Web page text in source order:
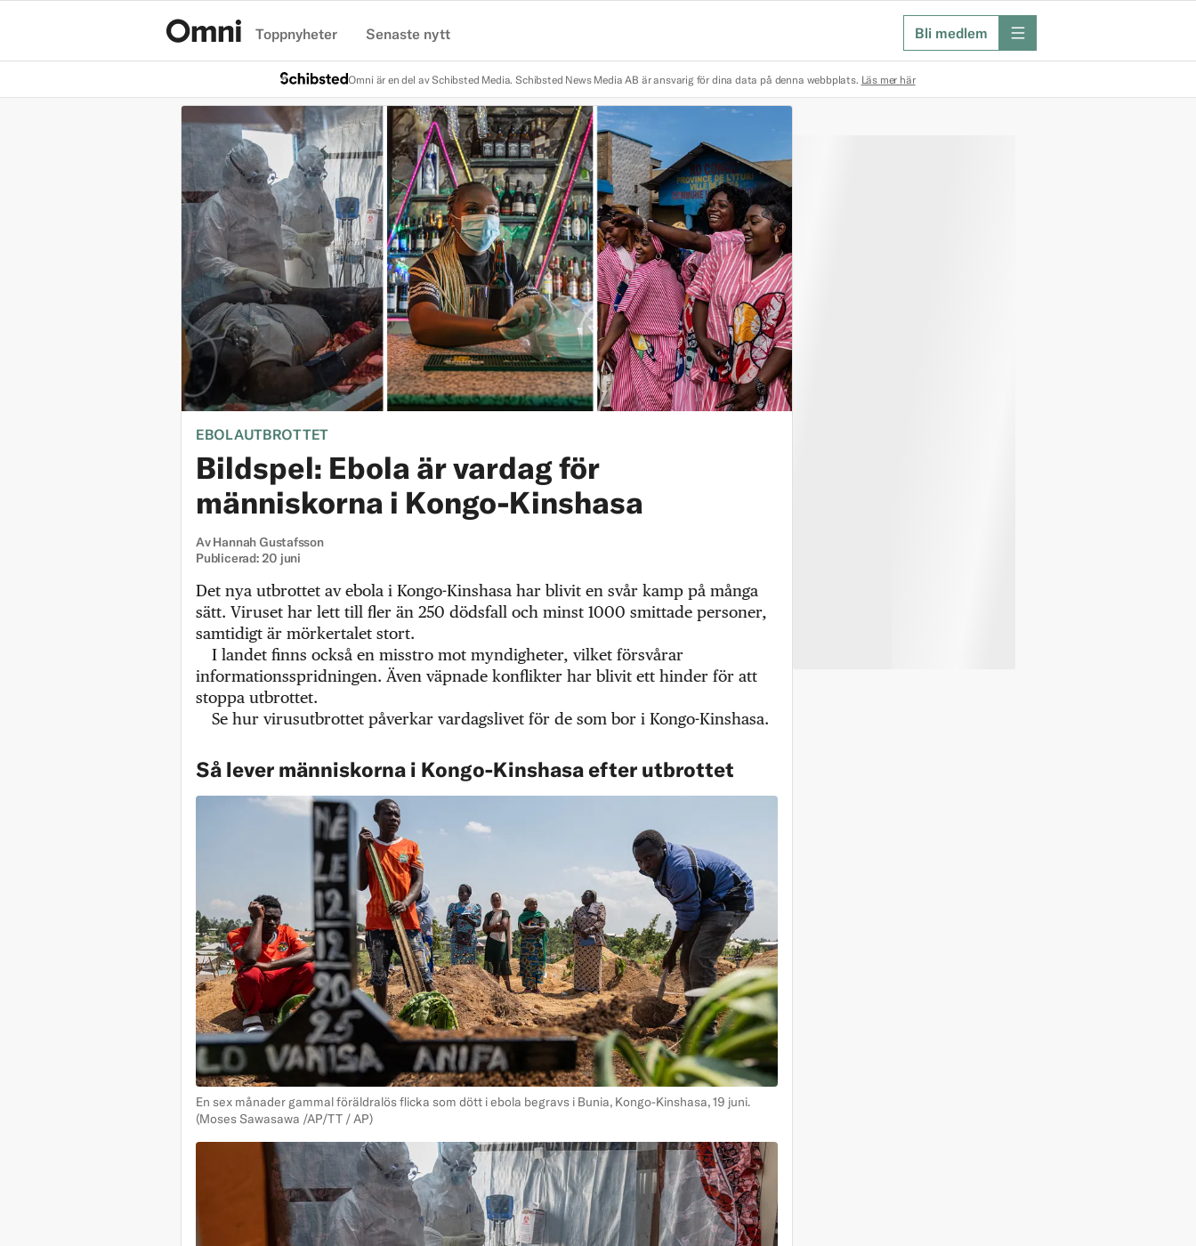
Toppnyheter Senaste nytt Bli medlem meny
Omni är en del av Schibsted Media. Schibsted News Media AB är ansvarig för dina data på denna webbplats. Läs mer här
EBOLAUTBROTTET
Bildspel: Ebola är vardag för
människorna i Kongo-Kinshasa
AvHannah Gustafsson
Publicerad: 20 juni
Det nya utbrottet av ebola i Kongo-Kinshasa har blivit en svår kamp på många
sätt. Viruset har lett till fler än 250 dödsfall och minst 1000 smittade personer,
samtidigt är mörkertalet stort.
I landet finns också en misstro mot myndigheter, vilket försvårar
informationsspridningen. Även väpnade konflikter har blivit ett hinder för att
stoppa utbrottet.
Se hur virusutbrottet påverkar vardagslivet för de som bor i Kongo-Kinshasa.
Så lever människorna i Kongo-Kinshasa efter utbrottet
En sex månader gammal föräldralös flicka som dött i ebola begravs i Bunia, Kongo-Kinshasa, 19 juni.
(Moses Sawasawa /AP/TT / AP)